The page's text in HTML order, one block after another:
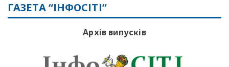
ГАЗЕТА “ІНФОСІТІ”
Архів випусків